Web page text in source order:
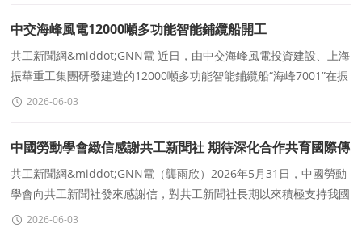
中交海峰風電12000噸多功能智能鋪纜船開工
共工新聞網&middot;GNN電 近日，由中交海峰風電投資建設、上海
振華重工集團研發建造的12000噸多功能智能鋪纜船“海峰7001”在振
華海工舉行開工儀式。該船是适配我
2026-06-03
中國勞動學會緻信感謝共工新聞社 期待深化合作共育國際傳
播人才
共工新聞網&middot;GNN電（龔雨欣）2026年5月31日，中國勞動
學會向共工新聞社發來感謝信，對共工新聞社長期以來積極支持我國
國際傳播事業建設、關注國際傳播領域勞動人才培養與發展
2026-06-03